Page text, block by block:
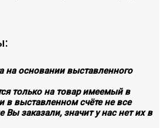
на основании выставленного
только на товар имеемый в
в выставленном счёте не все
Вы заказали, значит у нас нет их в